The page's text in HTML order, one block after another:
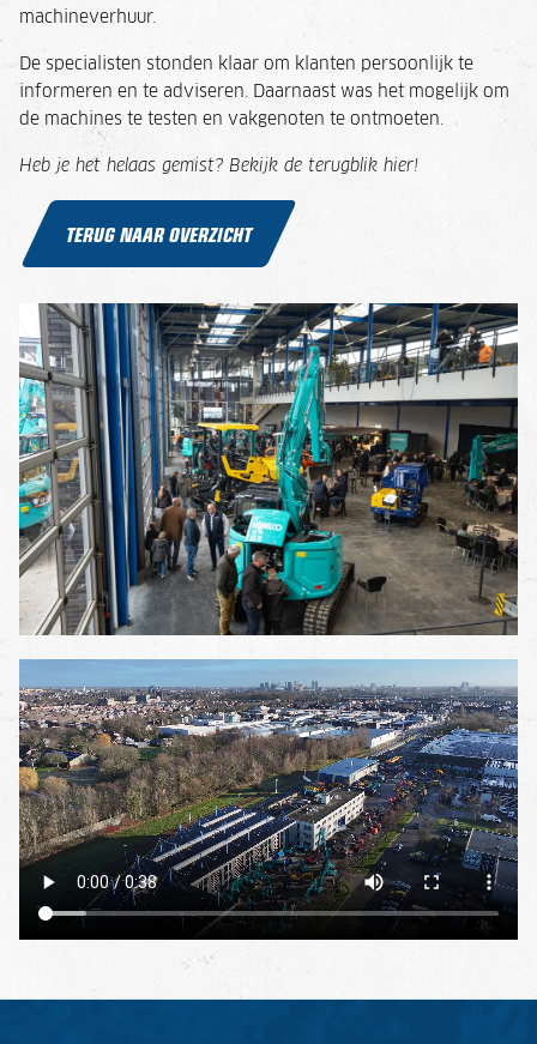
machineverhuur.
De specialisten stonden klaar om klanten persoonlijk te
informeren en te adviseren. Daarnaast was het mogelijk om
de machines te testen en vakgenoten te ontmoeten.
Heb je het helaas gemist? Bekijk de terugblik hier!
TERUG NAAR OVERZICHT